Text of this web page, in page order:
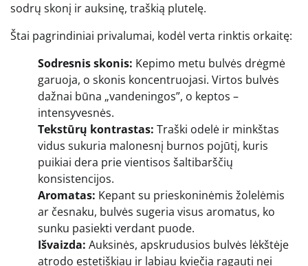
sodrų skonį ir auksinę, traškią plutelę.
Štai pagrindiniai privalumai, kodėl verta rinktis orkaitę:
Sodresnis skonis: Kepimo metu bulvės drėgmė
garuoja, o skonis koncentruojasi. Virtos bulvės
dažnai būna „vandeningos”, o keptos –
intensyvesnės.
Tekstūrų kontrastas: Traški odelė ir minkštas
vidus sukuria malonesnį burnos pojūtį, kuris
puikiai dera prie vientisos šaltibarščių
konsistencijos.
Aromatas: Kepant su prieskoninėmis žolelėmis
ar česnaku, bulvės sugeria visus aromatus, ko
sunku pasiekti verdant puode.
Išvaizda: Auksinės, apskrudusios bulvės lėkštėje
atrodo estetiškiau ir labiau kviečia ragauti nei